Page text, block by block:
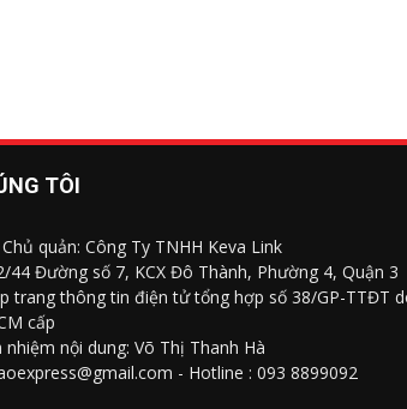
TÔI
quản: Công Ty TNHH Keva Link
44 Đường số 7, KCX Đô Thành, Phường 4, Quận 3
trang thông tin điện tử tổng hợp số 38/GP-TTĐT
cấp
nhiệm nội dung: Võ Thị Thanh Hà
- Hotline : 093 8899092